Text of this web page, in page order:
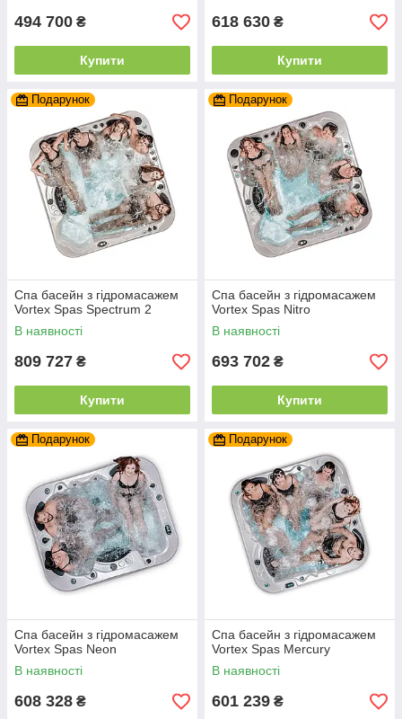
494 700 ₴
Купити
618 630 ₴
Купити
Подарунок
Спа басейн з гідромасажем
Vortex Spas Spectrum 2
В наявності
809 727 ₴
Купити
Подарунок
Спа басейн з гідромасажем
Vortex Spas Nitro
В наявності
693 702 ₴
Купити
Подарунок
Спа басейн з гідромасажем
Vortex Spas Neon
В наявності
608 328 ₴
Подарунок
Спа басейн з гідромасажем
Vortex Spas Mercury
В наявності
601 239 ₴